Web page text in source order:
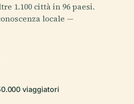
1.100 città in 96 paesi.
locale —
viaggiatori